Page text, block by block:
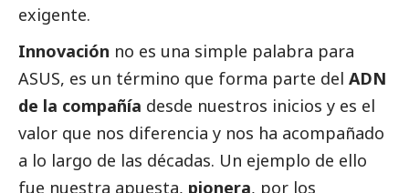
exigente.
Innovación no es una simple palabra para
ASUS, es un término que forma parte del ADN
de la compañía desde nuestros inicios y es el
valor que nos diferencia y nos ha acompañado
a lo largo de las décadas. Un ejemplo de ello
fue nuestra apuesta, pionera, por los